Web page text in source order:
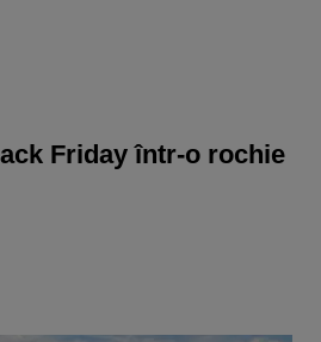
Friday într-o rochie